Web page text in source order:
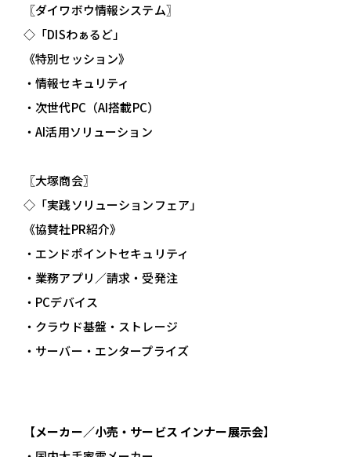
〖ダイワボウ情報システム〗
◇「DISわぁるど」
《特別セッション》
・情報セキュリティ
・次世代PC（AI搭載PC）
・AI活用ソリューション
〖大塚商会〗
◇「実践ソリューションフェア」
《協賛社PR紹介》
・エンドポイントセキュリティ
・業務アプリ／請求・受発注
・PCデバイス
・クラウド基盤・ストレージ
・サーバー・エンタープライズ
【メーカー／小売・サービス インナー展示会】